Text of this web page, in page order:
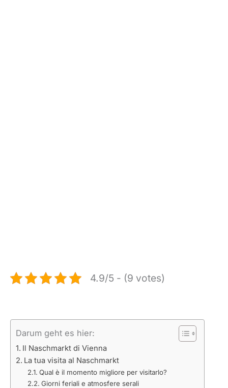
4.9/5 - (9 votes)
Darum geht es hier:
Il Naschmarkt di Vienna
La tua visita al Naschmarkt
Qual è il momento migliore per visitarlo?
Giorni feriali e atmosfere serali